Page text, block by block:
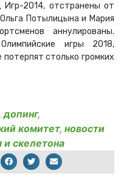
Игр-2014, отстранены от
Потылицына и Мария
аннулированы.
игры 2018,
столько громких
,допинг,
комитет, новости
скелетона